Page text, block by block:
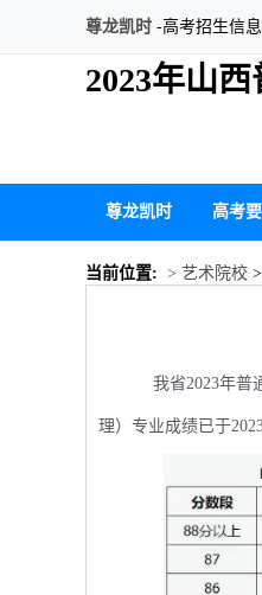
尊龙凯时 -高考招生信
2023年山
尊龙凯时 高考
当前位置: > 艺术院校
我省2023年普
理）专业成绩已于